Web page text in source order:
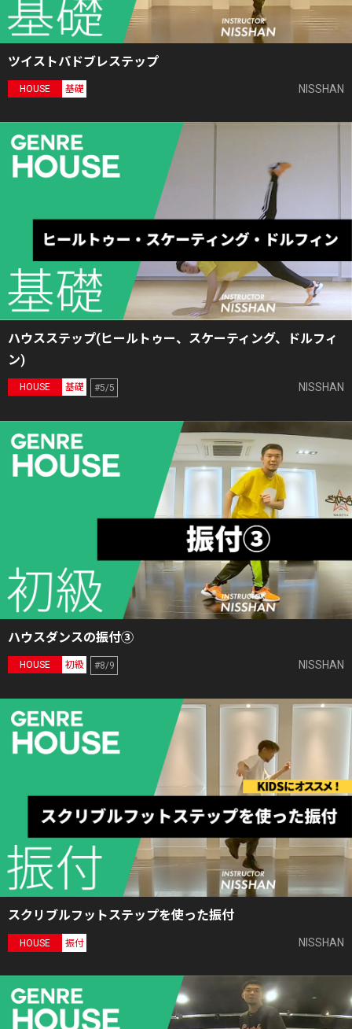
ツイストパドブレステップ
HOUSE 基礎 NISSHAN
ハウスステップ(ヒールトゥー、スケーティング、ドルフィ
ン)
HOUSE 基礎 #5/5 NISSHAN
ハウスダンスの振付③
HOUSE 初級 #8/9 NISSHAN
スクリブルフットステップを使った振付
HOUSE 振付 NISSHAN